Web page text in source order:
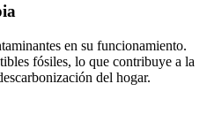
en su funcionamiento.
fósiles, lo que contribuye a la
del hogar.